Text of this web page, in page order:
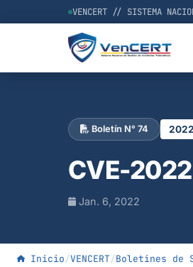
VENCERT // SISTEMA
Boletín N° 74 2022
CVE-
Jan. 6, 2022
Inicio/VENCERT/Boletines de